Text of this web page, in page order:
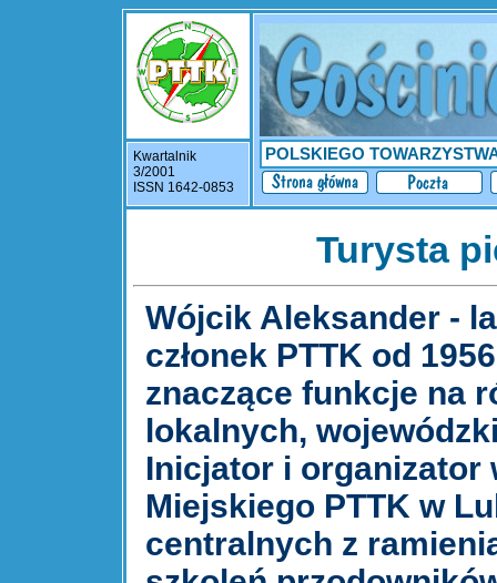
POLSKIEGO
Kwartalnik
3/2001
ISSN 1642-0853
Turysta
Wójcik Aleksander -
członek PTTK od
znaczące funkcje na
lokalnych,
Inicjator i organizator
Miejskiego PTTK w
centralnych z